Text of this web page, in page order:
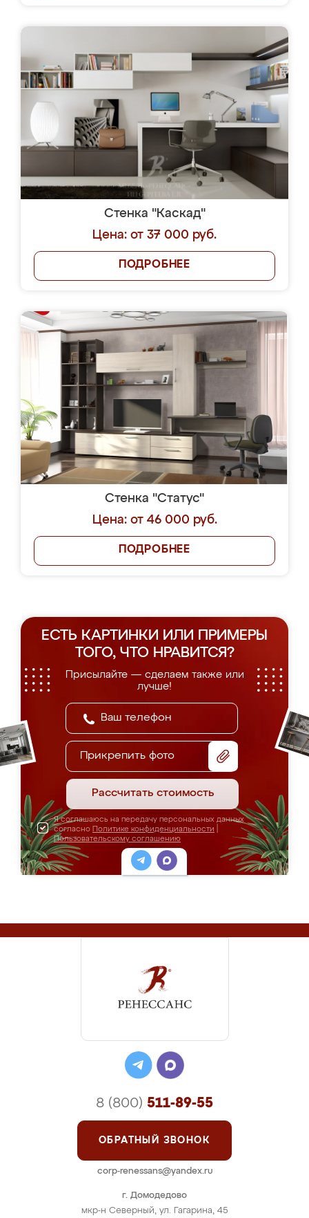
Стенка "Каскад"
Цена: от 37 000 руб.
ПОДРОБНЕЕ
Стенка "Статус"
Цена: от 46 000 руб.
ПОДРОБНЕЕ
ЕСТЬ КАРТИНКИ ИЛИ ПРИМЕРЫ
ТОГО, ЧТО НРАВИТСЯ?
Присылайте — сделаем также или
лучше!
Прикрепить фото
Рассчитать стоимость
Я соглашаюсь на передачу персональных данных
согласно Политике конфиденциальности
Пользовательскому соглашению
г. Домодедово
мкр-н Северный, ул. Гагарина, 45
8 (800) 511-89-55
ОБРАТНЫЙ ЗВОНОК
corp-renessans@yandex.ru